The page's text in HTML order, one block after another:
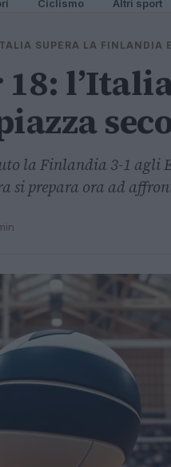
Ciclismo Altri sport
SUPERA LA FINLANDIA
la Finlandia 3-1 agli
si prepara ora ad